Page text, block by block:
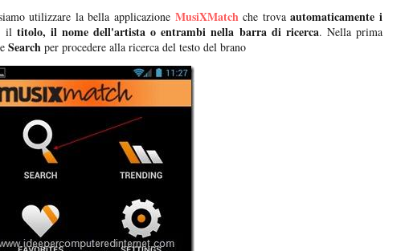
utilizzare la bella applicazione MusiXMatchche trovaautomaticamente i
iltitolo, il nome dell'artista o entrambi nella barra di ricerca. Nella prima
Search per procedere alla ricerca del testo del brano